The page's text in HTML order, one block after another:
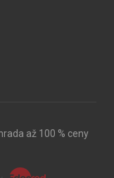
až 100 % ceny